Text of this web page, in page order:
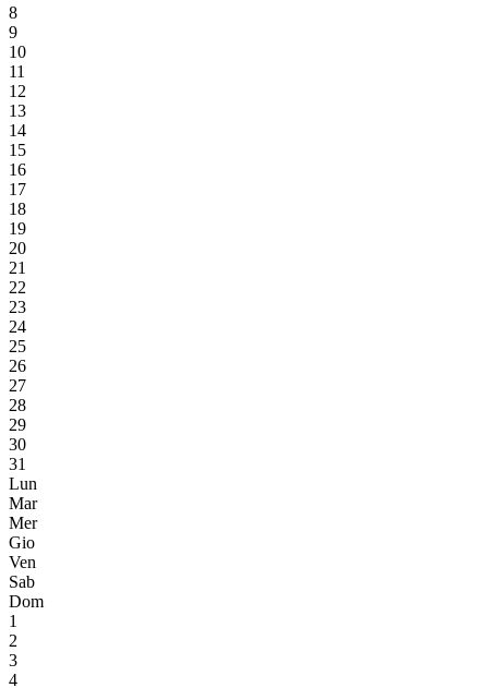
8
9
10
11
12
13
14
15
16
17
18
19
20
21
22
23
24
25
26
27
28
29
30
31
Lun
Mar
Mer
Gio
Ven
Sab
Dom
1
2
3
4